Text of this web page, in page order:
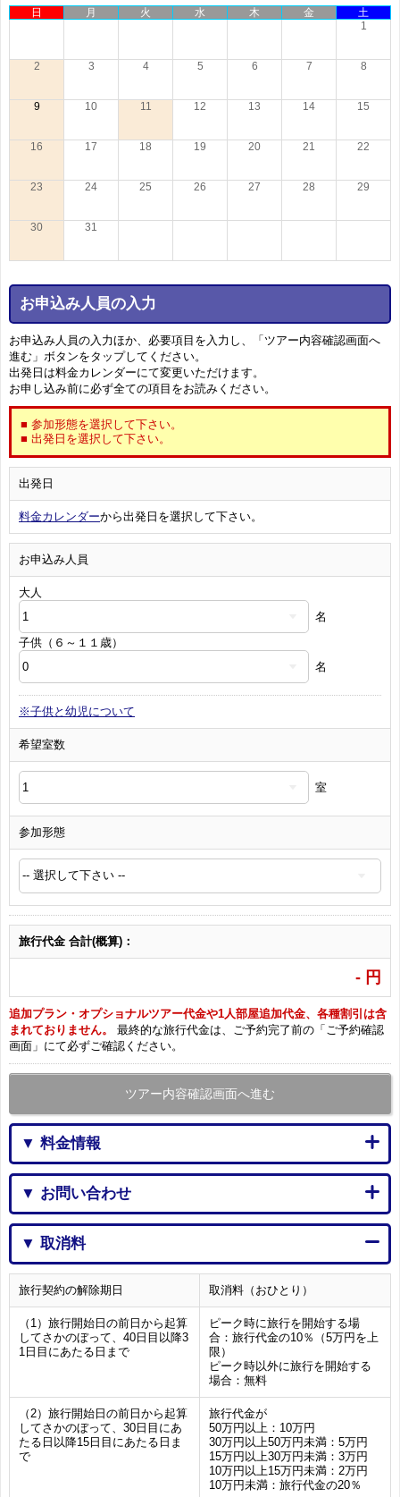
日 月 火 水 木 金
土
1
2 3 4 5 6 7 8
9 10 11 12 13 14 15
16 17 18 19 20 21 22
23 24 25 26 27 28 29
30 31
お申込み人員の入力
お申込み人員の入力ほか、必要項目を入力し、「ツアー内容確認画面へ
進む」ボタンをタップしてください。
出発日は料金カレンダーにて変更いただけます。
お申し込み前に必ず全ての項目をお読みください。
■ 参加形態を選択して下さい。
■ 出発日を選択して下さい。
出発日
料金カレンダーから出発日を選択して下さい。
お申込み人員
大人
名
子供（６～１１歳）
名
※子供と幼児について
希望室数
室
参加形態
旅行代金 合計(概算)：
- 円
追加プラン・オプショナルツアー代金や1人部屋追加代金、各種割引は含
まれておりません。
最終的な旅行代金は、ご予約完了前の「ご予約確認
画面」にて必ずご確認ください。
ツアー内容確認画面へ進む
▼ 料金情報
▼ お問い合わせ
▼ 取消料
旅行契約の解除期日 取消料（おひとり）
（1）旅行開始日の前日から起算
してさかのぼって、40日目以降3
1日目にあたる日まで
ピーク時に旅行を開始する場
合：旅行代金の10％（5万円を上
限）
ピーク時以外に旅行を開始する
場合：無料
（2）旅行開始日の前日から起算
してさかのぼって、30日目にあ
たる日以降15日目にあたる日ま
で
旅行代金が
50万円以上：10万円
30万円以上50万円未満：5万円
15万円以上30万円未満：3万円
10万円以上15万円未満：2万円
10万円未満：旅行代金の20％